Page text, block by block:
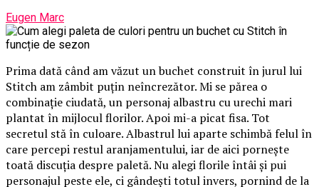
Eugen Marc
Prima dată când am văzut un buchet construit în jurul lui
Stitch am zâmbit puțin neîncrezător. Mi se părea o
combinație ciudată, un personaj albastru cu urechi mari
plantat în mijlocul florilor. Apoi mi-a picat fisa. Tot
secretul stă în culoare. Albastrul lui aparte schimbă felul în
care percepi restul aranjamentului, iar de aici pornește
toată discuția despre paletă. Nu alegi florile întâi și pui
personajul peste ele, ci gândești totul invers, pornind de la